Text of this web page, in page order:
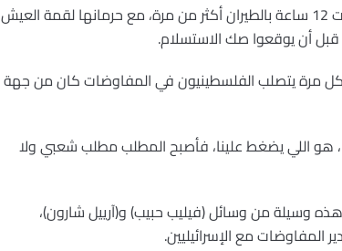
جورج حاوي: كان البعض يريد من خلال تشديد الحصار والقصف.. والقصف ودك بيروت 12 ساعة بالطيران أكثر من مرة، مع حرمانها لقمة العيش
قبل أن يوقعوا صك الاستسلام.
كل مرة يتصلب الفلسطينيون في المفاوضات كان من جهة
هو اللي يضغط علينا، فأصبح المطلب مطلب شعبي ولا
وسيلة من وسائل (فيليب حبيب) و(آرييل شارون)،
مع الإسرائيليين.